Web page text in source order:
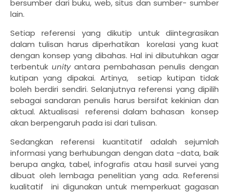
bersumber dari buku, web, situs dan sumber- sumber
lain.
Setiap referensi yang dikutip untuk diintegrasikan
dalam tulisan harus diperhatikan korelasi yang kuat
dengan konsep yang dibahas. Hal ini dibutuhkan agar
terbentuk unityantara pembahasan penulis dengan
kutipan yang dipakai. Artinya, setiap kutipan tidak
boleh berdiri sendiri. Selanjutnya referensi yang dipilih
sebagai sandaran penulis harus bersifat kekinian dan
aktual. Aktualisasi referensi dalam bahasan konsep
akan berpengaruh pada isi dari tulisan.
Sedangkan referensi kuantitatif adalah sejumlah
informasi yang berhubungan dengan data -data, baik
berupa angka, tabel, infografis atau hasil survei yang
dibuat oleh lembaga penelitian yang ada. Referensi
kualitatif ini digunakan untuk memperkuat gagasan